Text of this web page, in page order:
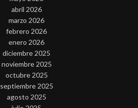
abril 2026
marzo 2026
febrero 2026
enero 2026
diciembre 2025
noviembre 2025
octubre 2025
septiembre 2025
agosto 2025